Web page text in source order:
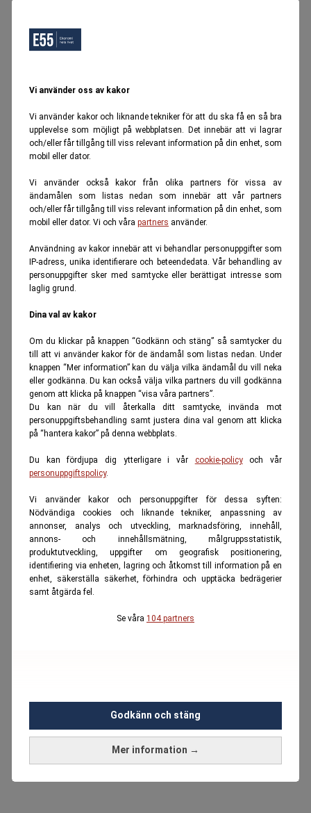
Vi använder oss av kakor
Vi använder kakor och liknande tekniker för att du ska få en så bra
upplevelse som möjligt på webbplatsen. Det innebär att vi lagrar
och/eller får tillgång till viss relevant information på din enhet, som
mobil eller dator.
Vi använder också kakor från olika partners för vissa av
ändamålen som listas nedan som innebär att vår partners
och/eller får tillgång till viss relevant information på din enhet, som
mobil eller dator. Vi och våra partners använder.
Användning av kakor innebär att vi behandlar personuppgifter som
IP-adress, unika identifierare och beteendedata. Vår behandling av
personuppgifter sker med samtycke eller berättigat intresse som
laglig grund.
Dina val av kakor
Om du klickar på knappen “Godkänn och stäng” så samtycker du
till att vi använder kakor för de ändamål som listas nedan. Under
knappen “Mer information” kan du välja vilka ändamål du vill neka
eller godkänna. Du kan också välja vilka partners du vill godkänna
genom att klicka på knappen “visa våra partners”.
Du kan när du vill återkalla ditt samtycke, invända mot
personuppgiftsbehandling samt justera dina val genom att klicka
på “hantera kakor” på denna webbplats.
Du kan fördjupa dig ytterligare i vår cookie-policyoch vår
personuppgiftspolicy.
Vi använder kakor och personuppgifter för dessa syften:
Nödvändiga cookies och liknande tekniker, anpassning av
annonser, analys och utveckling, marknadsföring, innehåll,
annons- och innehållsmätning, målgruppsstatistik,
produktutveckling, uppgifter om geografisk positionering,
identifiering via enheten, lagring och åtkomst till information på en
enhet, säkerställa säkerhet, förhindra och upptäcka bedrägerier
samt åtgärda fel.
Se våra 104 partners
Mer information →
Godkänn och stäng